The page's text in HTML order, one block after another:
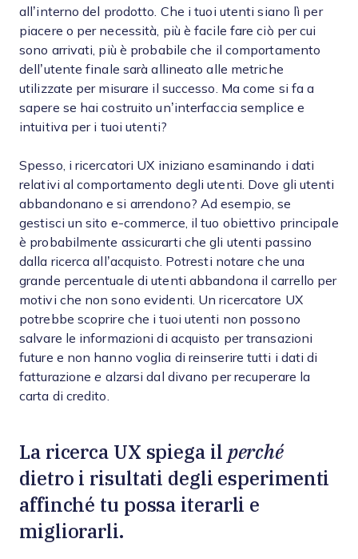
all’interno del prodotto. Che i tuoi utenti siano lì per
piacere o per necessità, più è facile fare ciò per cui
sono arrivati, più è probabile che il comportamento
dell’utente finale sarà allineato alle metriche
utilizzate per misurare il successo. Ma come si fa a
sapere se hai costruito un’interfaccia semplice e
intuitiva per i tuoi utenti?
Spesso, i ricercatori UX iniziano esaminando i dati
relativi al comportamento degli utenti. Dove gli utenti
abbandonano e si arrendono? Ad esempio, se
gestisci un sito e-commerce, il tuo obiettivo principale
è probabilmente assicurarti che gli utenti passino
dalla ricerca all’acquisto. Potresti notare che una
grande percentuale di utenti abbandona il carrello per
motivi che non sono evidenti. Un ricercatore UX
potrebbe scoprire che i tuoi utenti non possono
salvare le informazioni di acquisto per transazioni
future e non hanno voglia di reinserire tutti i dati di
fatturazionee alzarsi dal divano per recuperare la
carta di credito.
La ricerca UX spiega il perché
dietro i risultati degli esperimenti
affinché tu possa iterarli e
migliorarli.